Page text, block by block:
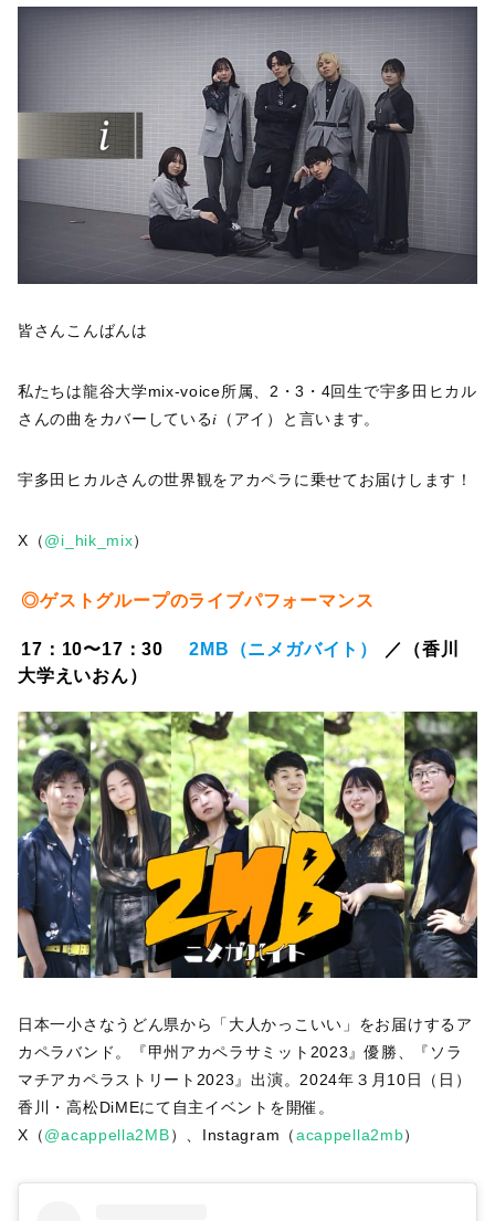
皆さんこんばんは
私たちは龍谷大学mix-voice所属、2・3・4回生で宇多田ヒカル
さんの曲をカバーしている𝑖（アイ）と言います。
宇多田ヒカルさんの世界観をアカペラに乗せてお届けします！
X（@i_hik_mix）
◎ゲストグループのライブパフォーマンス
17：10〜17：30 2MB（ニメガバイト）
／（香川
大学えいおん）
日本一小さなうどん県から「大人かっこいい」をお届けするア
カペラバンド。『甲州アカペラサミット2023』優勝、『ソラ
マチアカペラストリート2023』出演。2024年３月10日（日）
香川・高松DiMEにて自主イベントを開催。
X（@acappella2MB）、Instagram（acappella2mb）